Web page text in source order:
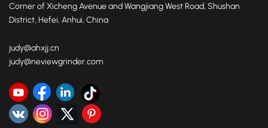
Corner of Xicheng Avenue and Wangjiang West Road, Shushan
District, Hefei, Anhui, China
judy@ahxjj.cn
judy@neviewgrinder.com